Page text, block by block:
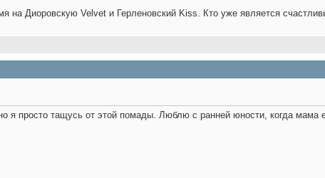
на Диоровскую Velvet и Герленовский Kiss. Кто уже является
я просто тащусь от этой помады. Люблю с ранней юности, когда мама